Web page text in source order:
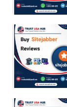
पर।
सम्मान में सबके सीस
:- Shayar